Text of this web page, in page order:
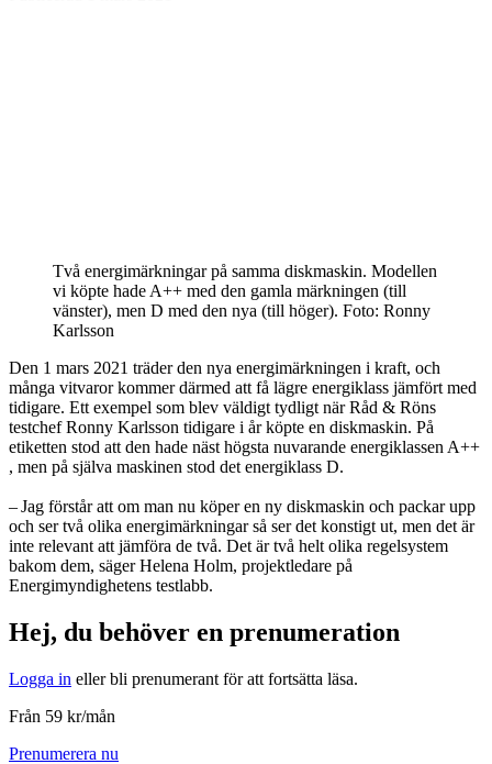
Två energimärkningar på samma diskmaskin. Modellen
vi köpte hade A++ med den gamla märkningen (till
vänster), men D med den nya (till höger). Foto: Ronny
Karlsson
Den 1 mars 2021 träder den nya energimärkningen i kraft, och
många vitvaror kommer därmed att få lägre energiklass jämfört med
tidigare. Ett exempel som blev väldigt tydligt när Råd & Röns
testchef Ronny Karlsson tidigare i år köpte en diskmaskin. På
etiketten stod att den hade näst högsta nuvarande energiklassen A++
, men på själva maskinen stod det energiklass D.
– Jag förstår att om man nu köper en ny ­diskmaskin och packar upp
och ser två olika energimärkningar så ser det konstigt ut, men det är
inte relevant att jämföra de två. Det är två helt olika regelsystem
bakom dem, säger Helena Holm, ­projektledare på
Energimyndighetens testlabb.
Hej, du behöver en prenumeration
Logga in eller bli prenumerant för att fortsätta läsa.
Från 59 kr/mån
Prenumerera nu